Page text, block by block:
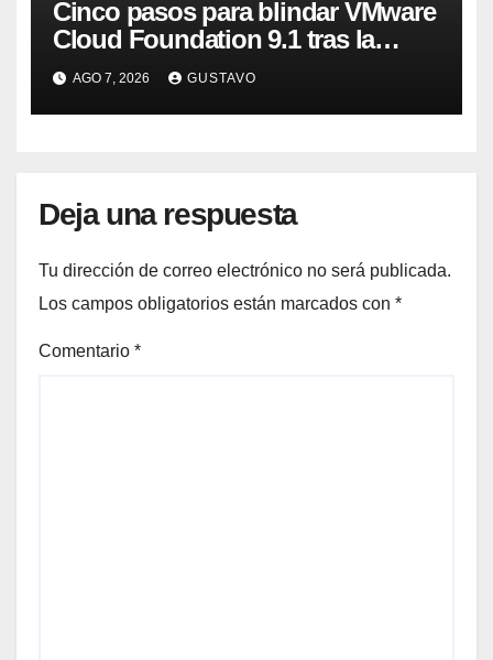
Cinco pasos para blindar VMware
Cloud Foundation 9.1 tras la
actualización
AGO 7, 2026 GUSTAVO
Deja una respuesta
Tu dirección de correo electrónico no será publicada.
Los campos obligatorios están marcados con *
Comentario *